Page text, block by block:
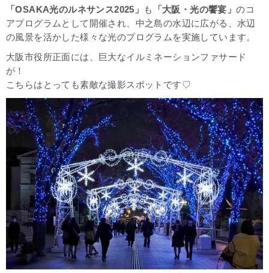
「OSAKA光のルネサンス2025」 も 「大阪・光の饗宴」のコ
アプログラムとして開催され、中之島の水辺に広がる、水辺
の風景を活かした様々な光のプログラムを実施しています。
大阪市役所正面には、巨大なイルミネーションファサード
が！
こちらはとっても素敵な撮影スポットです♡